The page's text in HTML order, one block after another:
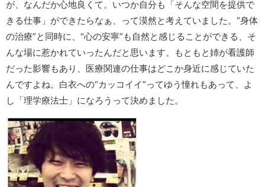
が、なんだか心地良くて。いつか自分も「そんな空間を提供で
きる仕事」ができたらなぁ、って漠然と考えていました。“身体
の治療”と同時に、“心の安寧”も自然と感じることができる、そ
んな場に惹かれていったんだと思います。もともと姉が看護師
だった影響もあり、医療関連の仕事はどこか身近に感じていた
んですよね。白衣への“カッコイイ”ってゆう憧れもあって、よ
し「理学療法士」になろうって決めました。